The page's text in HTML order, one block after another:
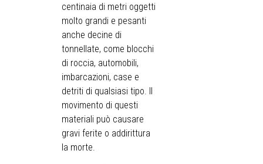
centinaia di metri oggetti
molto grandi e pesanti
anche decine di
tonnellate, come blocchi
di roccia, automobili,
imbarcazioni, case e
detriti di qualsiasi tipo. Il
movimento di questi
materiali può causare
gravi ferite o addirittura
la morte.